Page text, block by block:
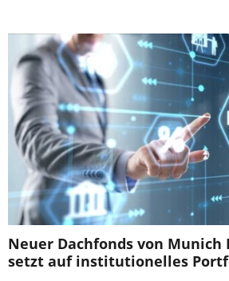
Neuer Dachfonds von Munich
setzt auf institutionelles